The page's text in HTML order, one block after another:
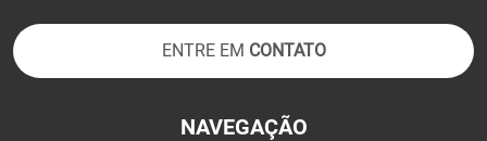
ENTRE EM CONTATO
NAVEGAÇÃO